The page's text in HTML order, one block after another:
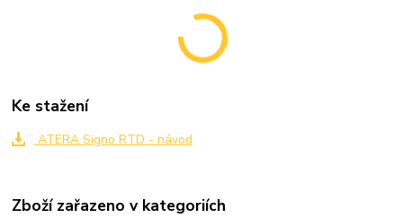
Ke stažení
ATERA Signo RTD - návod
Zboží zařazeno v kategoriích